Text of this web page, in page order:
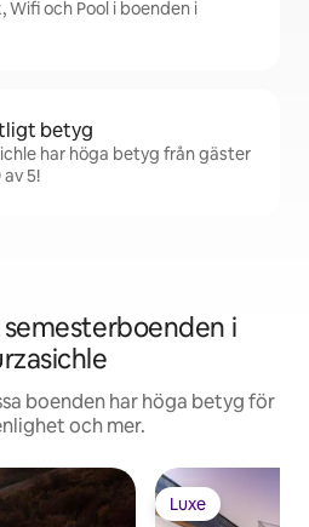
Wifi och Pool i boenden i
betyg
har höga betyg från gäster
5!
i
boenden har höga betyg för
och mer.
Luxe
Luxe